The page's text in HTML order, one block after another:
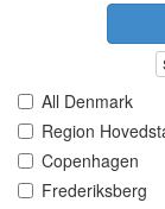
All Denmark
Region
Copenhagen
Frederiksberg